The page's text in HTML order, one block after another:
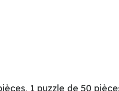
1 puzzle de 50